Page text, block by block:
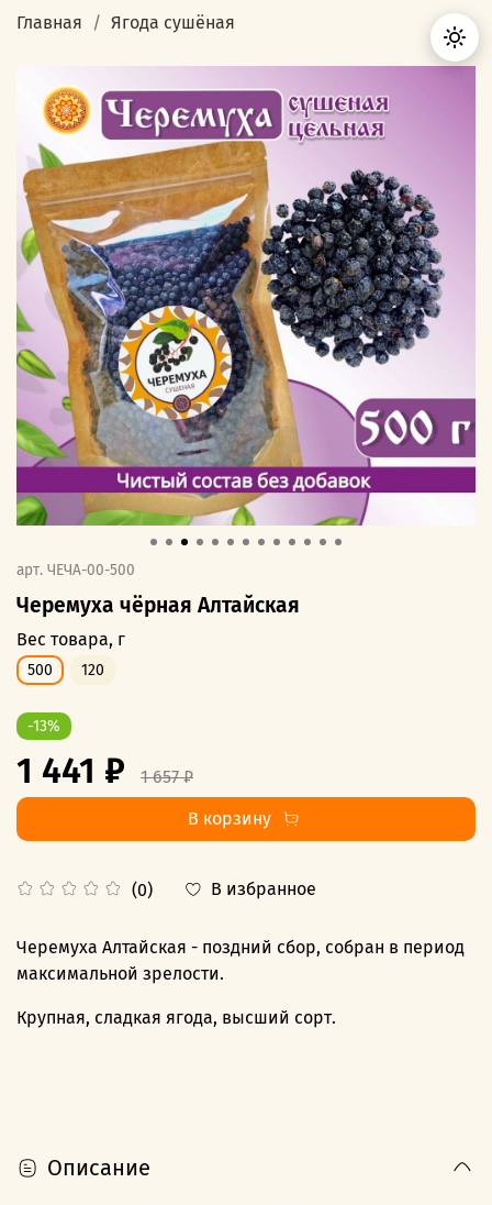
Главная Ягода сушёная
арт. ЧЕЧА-00-500
Черемуха чёрная Алтайская
(0) В избранное
Вес товара, г
500 120
-13%
1 441 ₽
1 657 ₽
В корзину
Черемуха Алтайская - поздний сбор, собран в период
максимальной зрелости.
Крупная, сладкая ягода, высший сорт.
Описание